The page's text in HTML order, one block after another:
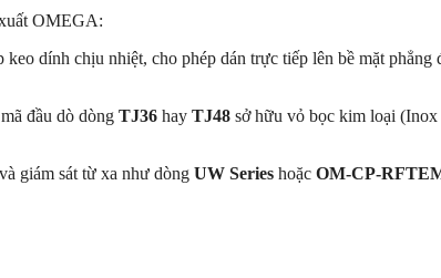
OMEGA:
dính chịu nhiệt, cho phép dán trực tiếp lên bề mặt
đầu dò dòng TJ36 hay TJ48 sở hữu vỏ bọc kim loại
giám sát từ xa như dòng UW Series hoặc OM-CP-